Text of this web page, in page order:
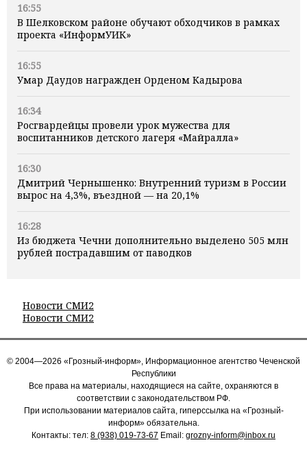
16:55
В Шелковском районе обучают обходчиков в рамках
проекта «ИнформУИК»
16:55
Умар Даудов награжден Орденом Кадырова
16:34
Росгвардейцы провели урок мужества для
воспитанников детского лагеря «Майралла»
16:30
Дмитрий Чернышенко: Внутренний туризм в России
вырос на 4,3%, въездной — на 20,1%
16:28
Из бюджета Чечни дополнительно выделено 505 млн
рублей пострадавшим от паводков
Новости СМИ2
Новости СМИ2
© 2004—2026 «Грозный-информ», Информационное агентство Чеченской
Республики
Все права на материалы, находящиеся на сайте, охраняются в
соответствии с законодательством РФ.
При использовании материалов сайта, гиперссылка на «Грозный-
информ» обязательна.
Контакты: тел: 8 (938) 019-73-67 Email: grozny-inform@inbox.ru